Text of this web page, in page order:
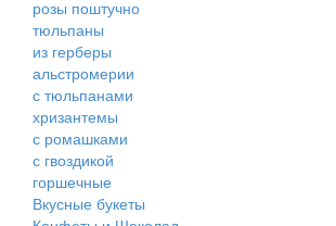
розы поштучно
тюльпаны
из герберы
альстромерии
с тюльпанами
хризантемы
с ромашками
с гвоздикой
горшечные
Вкусные букеты